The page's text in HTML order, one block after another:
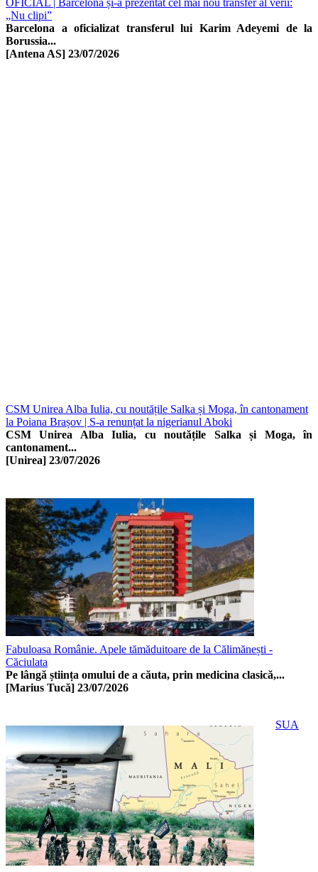
OFICIAL | Barcelona și-a prezentat cel mai nou transfer al verii:
„Nu clipi”
Barcelona a oficializat transferul lui Karim Adeyemi de la
Borussia...
[Antena AS] 23/07/2026
CSM Unirea Alba Iulia, cu noutățile Salka și Moga, în cantonament
la Poiana Brașov | S-a renunțat la nigerianul Aboki
CSM Unirea Alba Iulia, cu noutățile Salka și Moga, în
cantonament...
[Unirea] 23/07/2026
Fabuloasa Românie. Apele tămăduitoare de la Călimănești -
Căciulata
Pe lângă știința omului de a căuta, prin medicina clasică,...
[Marius Tucă] 23/07/2026
SUA